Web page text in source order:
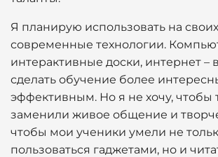
Я планирую использовать на
современные технологии.
интерактивные доски, интернет –
сделать обучение более
эффективным. Но я не хочу, чтобы
заменили живое общение и
чтобы мои ученики умели не
пользоваться гаджетами, но и